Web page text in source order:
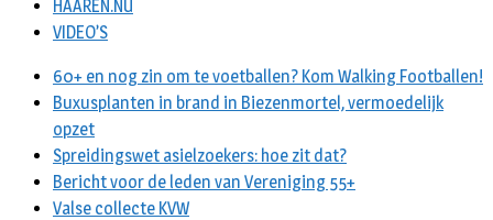
HAAREN.NU
VIDEO’S
60+ en nog zin om te voetballen? Kom Walking Footballen!
Buxusplanten in brand in Biezenmortel, vermoedelijk
opzet
Spreidingswet asielzoekers: hoe zit dat?
Bericht voor de leden van Vereniging 55+
Valse collecte KVW